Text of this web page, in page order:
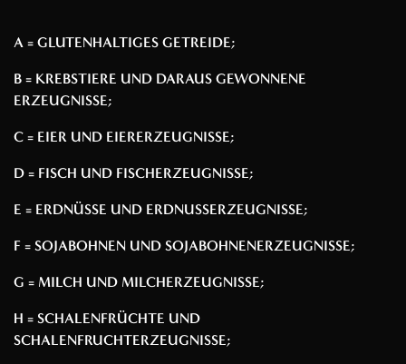
A = GLUTENHALTIGES GETREIDE;
B = KREBSTIERE UND DARAUS GEWONNENE
ERZEUGNISSE;
C = EIER UND EIERERZEUGNISSE;
D = FISCH UND FISCHERZEUGNISSE;
E = ERDNÜSSE UND ERDNUSSERZEUGNISSE;
F = SOJABOHNEN UND SOJABOHNENERZEUGNISSE;
G = MILCH UND MILCHERZEUGNISSE;
H = SCHALENFRÜCHTE UND
SCHALENFRUCHTERZEUGNISSE;